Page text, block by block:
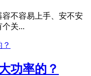
不容易上手、安不安
关...
功率的？